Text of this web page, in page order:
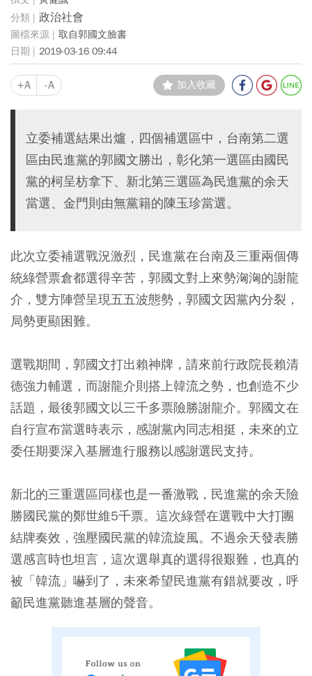
政治社會
取自郭國文臉書
2019-03-16 09:44
+A -A 加入收藏
立委補選結果出爐，四個補選區中，台南第二選
區由民進黨的郭國文勝出，彰化第一選區由國民
黨的柯呈枋拿下、新北第三選區為民進黨的余天
當選、金門則由無黨籍的陳玉珍當選。
此次立委補選戰況激烈，民進黨在台南及三重兩個傳
統綠營票倉都選得辛苦，郭國文對上來勢洶洶的謝龍
介，雙方陣營呈現五五波態勢，郭國文因黨內分裂，
局勢更顯困難。
選戰期間，郭國文打出賴神牌，請來前行政院長賴清
德強力輔選，而謝龍介則搭上韓流之勢，也創造不少
話題，最後郭國文以三千多票險勝謝龍介。郭國文在
自行宣布當選時表示，感謝黨內同志相挺，未來的立
委任期要深入基層進行服務以感謝選民支持。
新北的三重選區同樣也是一番激戰，民進黨的余天險
勝國民黨的鄭世維5千票。這次綠營在選戰中大打團
結牌奏效，強壓國民黨的韓流旋風。不過余天發表勝
選感言時也坦言，這次選舉真的選得很艱難，也真的
被「韓流」嚇到了，未來希望民進黨有錯就要改，呼
籲民進黨聽進基層的聲音。